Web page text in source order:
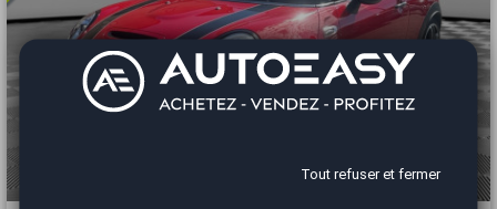
Tout refuser et fermer